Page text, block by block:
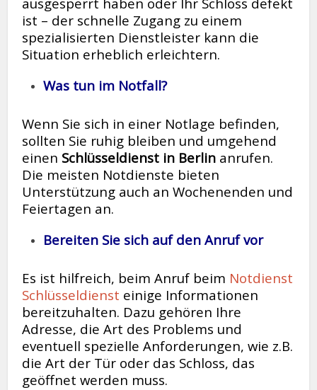
ist – der schnelle Zugang zu einem
spezialisierten Dienstleister kann die
Situation erheblich erleichtern.
Was tun im Notfall?
Wenn Sie sich in einer Notlage befinden,
sollten Sie ruhig bleiben und umgehend
einen Schlüsseldienst in Berlin anrufen.
Die meisten Notdienste bieten
Unterstützung auch an Wochenenden und
Feiertagen an.
Bereiten Sie sich auf den Anruf vor
Es ist hilfreich, beim Anruf beim Notdienst
Schlüsseldienst einige Informationen
bereitzuhalten. Dazu gehören Ihre
Adresse, die Art des Problems und
eventuell spezielle Anforderungen, wie z.B.
die Art der Tür oder das Schloss, das
geöffnet werden muss.